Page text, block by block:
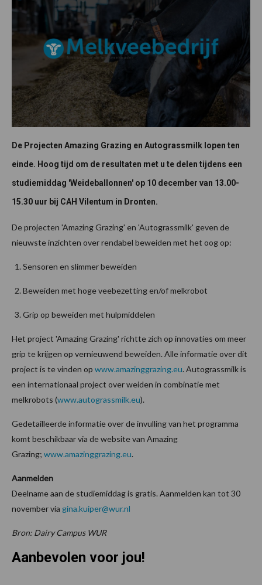
De Projecten Amazing Grazing en Autograssmilk lopen ten
einde. Hoog tijd om de resultaten met u te delen tijdens een
studiemiddag 'Weideballonnen' op 10 december van 13.00-
15.30 uur bij CAH Vilentum in Dronten.
De projecten 'Amazing Grazing' en 'Autograssmilk' geven de
nieuwste inzichten over rendabel beweiden met het oog op:
Sensoren en slimmer beweiden
Beweiden met hoge veebezetting en/of melkrobot
Grip op beweiden met hulpmiddelen
Het project 'Amazing Grazing' richtte zich op innovaties om meer
grip te krijgen op vernieuwend beweiden. Alle informatie over dit
project is te vinden op www.amazinggrazing.eu. Autograssmilk is
een internationaal project over weiden in combinatie met
melkrobots (www.autograssmilk.eu).
Gedetailleerde informatie over de invulling van het programma
komt beschikbaar via de website van Amazing
Grazing; www.amazinggrazing.eu.
Aanmelden
Deelname aan de studiemiddag is gratis. Aanmelden kan tot 30
november via gina.kuiper@wur.nl
Bron: Dairy Campus WUR
Aanbevolen voor jou!